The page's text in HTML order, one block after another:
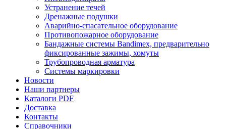
Устранение течей
Дренажные подушки
Аварийно-спасательное оборудование
Противопожарное оборудование
Бандажные системы Bandimex, предварительно
фиксированные зажимы, хомуты
Трубопроводная арматура
Системы маркировки
Новости
Наши партнеры
Каталоги PDF
Доставка
Контакты
Справочники